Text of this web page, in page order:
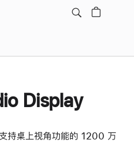
Display
持桌上视角功能的 1200 万